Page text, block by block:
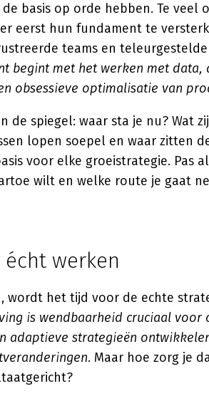
basis op orde hebben. Te veel
eerst hun fundament te
teams en
begint met het werken met data,
obsessieve optimalisatie van
de spiegel: waar sta je nu? Wat
lopen soepel en waar zitten
voor elke groeistrategie. Pas
wilt en welke route je gaat
werken
wordt het tijd voor de echte
is wendbaarheid cruciaal voor
adaptieve strategieën
. Maar hoe zorg je